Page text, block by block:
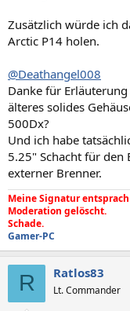
Zusätzlich würde ich
Arctic P14 holen.
@Deathangel008
Danke für
älteres solides
500Dx?
Und ich habe
5.25" Schacht für
externer Brenner.
Meine Signatur
Moderation gelöscht.
Schade.
Gamer-PC
R Ratlos83
Lt. Commander